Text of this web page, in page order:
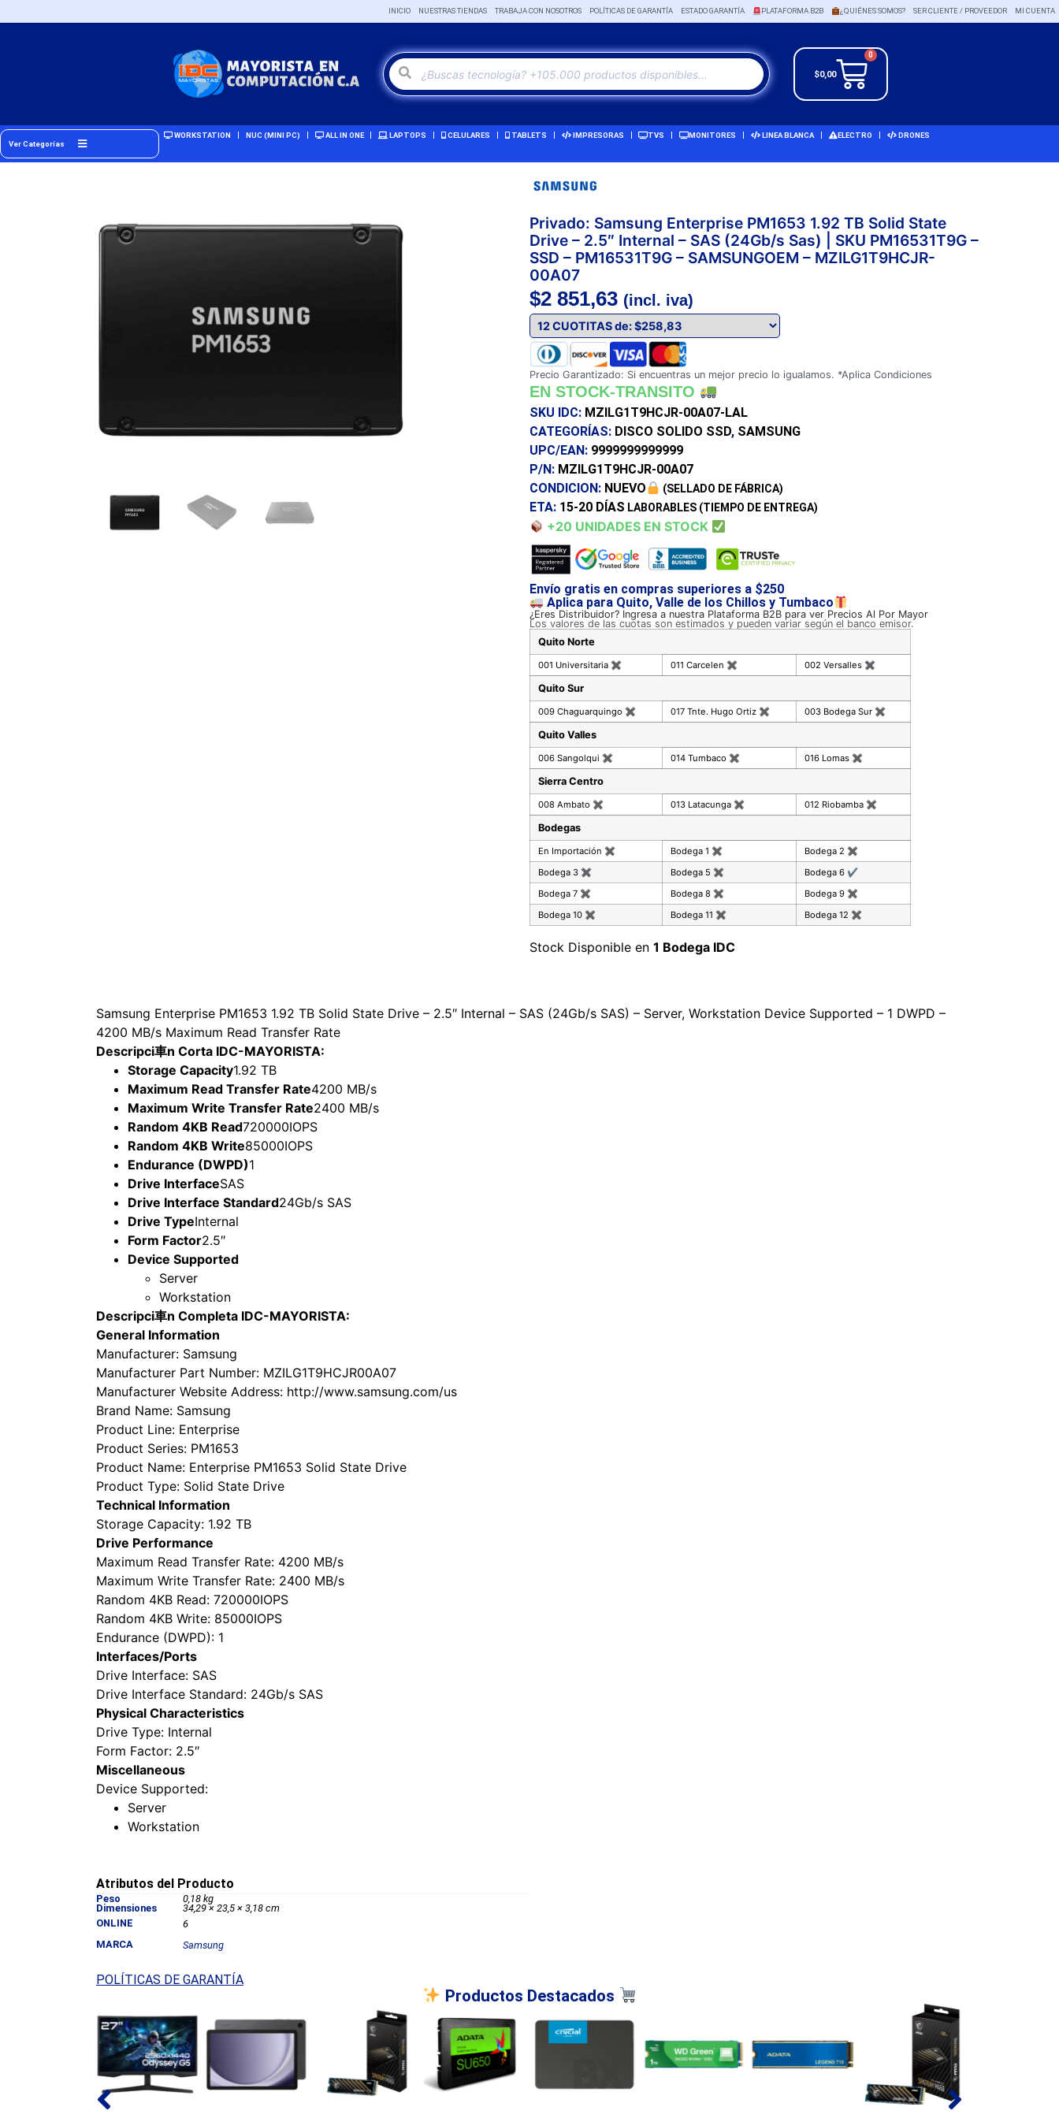
INICIO NUESTRAS TIENDAS TRABAJA CON NOSOTROS POLÍTICAS DE GARANTÍA ESTADO GARANTÍA PLATAFORMA B2B ¿QUIÉNES SOMOS? SER CLIENTE / PROVEEDOR MI CUENTA
$0,00
0
Ver Categorías
WORKSTATION NUC (MINI PC) ALL IN ONE LAPTOPS CELULARES TABLETS IMPRESORAS TVS MONITORES LINEA BLANCA ELECTRO DRONES
Privado: Samsung Enterprise PM1653 1.92 TB Solid State
Drive – 2.5″ Internal – SAS (24Gb/s Sas) | SKU PM16531T9G –
SSD – PM16531T9G – SAMSUNGOEM – MZILG1T9HCJR-
00A07
$2 851,63 (incl. iva)
Precio Garantizado: Si encuentras un mejor precio lo igualamos. *Aplica Condiciones
EN STOCK-TRANSITO
SKU IDC: MZILG1T9HCJR-00A07-LAL
CATEGORÍAS: DISCO SOLIDO SSD, SAMSUNG
UPC/EAN: 9999999999999
P/N: MZILG1T9HCJR-00A07
CONDICION: NUEVO (SELLADO DE FÁBRICA)
ETA: 15-20 DÍAS LABORABLES (TIEMPO DE ENTREGA)
+20 UNIDADES EN STOCK
Envío gratis en compras superiores a $250
Aplica para Quito, Valle de los Chillos y Tumbaco
¿Eres Distribuidor? Ingresa a nuestra Plataforma B2B para ver Precios Al Por Mayor
Los valores de las cuotas son estimados y pueden variar según el banco emisor.
Quito Norte
001 Universitaria ✖ 011 Carcelen ✖ 002 Versalles ✖
Quito Sur
009 Chaguarquingo ✖ 017 Tnte. Hugo Ortiz ✖ 003 Bodega Sur ✖
Quito Valles
006 Sangolqui ✖ 014 Tumbaco ✖ 016 Lomas ✖
Sierra Centro
008 Ambato ✖ 013 Latacunga ✖ 012 Riobamba ✖
Bodegas
En Importación ✖ Bodega 1 ✖ Bodega 2 ✖
Bodega 3 ✖ Bodega 5 ✖ Bodega 6 ✔
Bodega 7 ✖ Bodega 8 ✖ Bodega 9 ✖
Bodega 10 ✖ Bodega 11 ✖ Bodega 12 ✖
Stock Disponible en 1 Bodega IDC
Samsung Enterprise PM1653 1.92 TB Solid State Drive – 2.5″ Internal – SAS (24Gb/s SAS) – Server, Workstation Device Supported – 1 DWPD –
4200 MB/s Maximum Read Transfer Rate
Descripci車n Corta IDC-MAYORISTA:
Storage Capacity1.92 TB
Maximum Read Transfer Rate4200 MB/s
Maximum Write Transfer Rate2400 MB/s
Random 4KB Read720000IOPS
Random 4KB Write85000IOPS
Endurance (DWPD)1
Drive InterfaceSAS
Drive Interface Standard24Gb/s SAS
Drive TypeInternal
Form Factor2.5″
Device Supported
Server
Workstation
Descripci車n Completa IDC-MAYORISTA:
General Information
Manufacturer: Samsung
Manufacturer Part Number: MZILG1T9HCJR00A07
Manufacturer Website Address: http://www.samsung.com/us
Brand Name: Samsung
Product Line: Enterprise
Product Series: PM1653
Product Name: Enterprise PM1653 Solid State Drive
Product Type: Solid State Drive
Technical Information
Storage Capacity: 1.92 TB
Drive Performance
Maximum Read Transfer Rate: 4200 MB/s
Maximum Write Transfer Rate: 2400 MB/s
Random 4KB Read: 720000IOPS
Random 4KB Write: 85000IOPS
Endurance (DWPD): 1
Interfaces/Ports
Drive Interface: SAS
Drive Interface Standard: 24Gb/s SAS
Physical Characteristics
Drive Type: Internal
Form Factor: 2.5″
Miscellaneous
Device Supported:
Server
Workstation
Atributos del Producto
Peso
0,18 kg
Dimensiones
34,29 × 23,5 × 3,18 cm
ONLINE
6
MARCA
Samsung
POLÍTICAS DE GARANTÍA
Productos Destacados